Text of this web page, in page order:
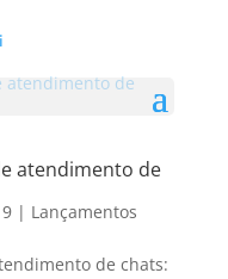
atendimento de
| Lançamentos
de chats: